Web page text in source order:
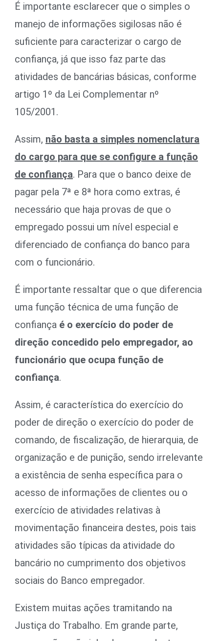
É importante esclarecer que o simples o
manejo de informações sigilosas não é
suficiente para caracterizar o cargo de
confiança, já que isso faz parte das
atividades de bancárias básicas, conforme
artigo 1º da Lei Complementar nº
105/2001.
Assim, não basta a simples nomenclatura
do cargo para que se configure a função
de confiança. Para que o banco deixe de
pagar pela 7ª e 8ª hora como extras, é
necessário que haja provas de que o
empregado possui um nível especial e
diferenciado de confiança do banco para
com o funcionário.
É importante ressaltar que o que diferencia
uma função técnica de uma função de
confiança é o exercício do poder de
direção concedido pelo empregador, ao
funcionário que ocupa função de
confiança.
Assim, é característica do exercício do
poder de direção o exercício do poder de
comando, de fiscalização, de hierarquia, de
organização e de punição, sendo irrelevante
a existência de senha específica para o
acesso de informações de clientes ou o
exercício de atividades relativas à
movimentação financeira destes, pois tais
atividades são típicas da atividade do
bancário no cumprimento dos objetivos
sociais do Banco empregador.
Existem muitas ações tramitando na
Justiça do Trabalho. Em grande parte,